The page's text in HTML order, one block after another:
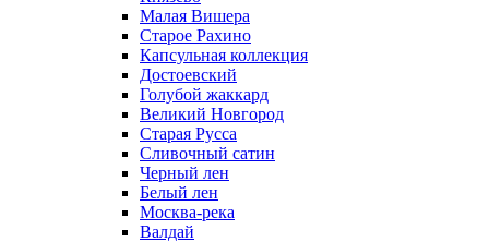
Малая Вишера
Старое Рахино
Капсульная коллекция
Достоевский
Голубой жаккард
Великий Новгород
Старая Русса
Сливочный сатин
Черный лен
Белый лен
Москва-река
Валдай